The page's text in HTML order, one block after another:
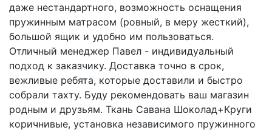
даже нестандартного, возможность оснащения
пружинным матрасом (ровный, в меру жесткий),
большой ящик и удобно им пользоваться.
Отличный менеджер Павел - индивидуальный
подход к заказчику. Доставка точно в срок,
вежливые ребята, которые доставили и быстро
собрали тахту. Буду рекомендовать ваш магазин
родным и друзьям. Ткань Савана Шоколад+Круги
коричнивые, установка независимого пружинного